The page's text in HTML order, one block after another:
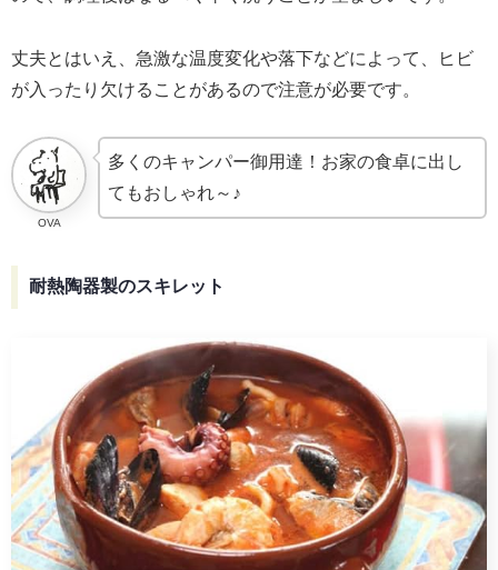
丈夫とはいえ、急激な温度変化や落下などによって、ヒビ
が入ったり欠けることがあるので注意が必要です。
OVA
多くのキャンパー御用達！お家の食卓に出し
てもおしゃれ～♪
耐熱陶器製のスキレット